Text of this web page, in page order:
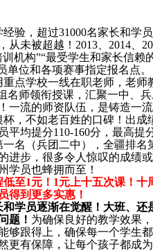
经验，超过31000名家长和学
从未被超越！ 2013 2014
机构”“最受学生和家长信赖
单位和各项赛事指定报名点。
重点学校一线在职老师，老
名师领衔授课，汇聚一中、
一流的师资队伍，是铸造一
杯，不如老百姓的口碑！出成
平均提分110-160分，最高提
名（兵团二中），全疆排
进步，很多令人惊叹的成绩
学员也蜂拥而至！
低至1元！ 1元上十五次课！十
得到更多实惠！
学员逐渐在觉醒！大班、
题！ 为确保良好的教学效果
够跟得上，确保每一个学生
更有保障，让每个孩子都成为